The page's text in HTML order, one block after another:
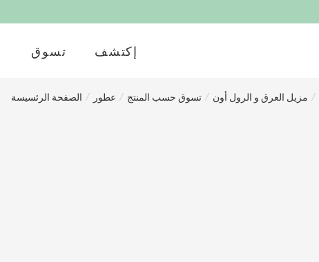
تسوق إكتشف
الصفحة الرئسيسة / عطور / تسوق حسب المنتج / مزيل العرق و الرول أون /